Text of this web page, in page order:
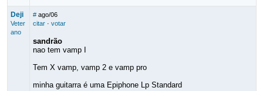
Deji
Veter
ano
# ago/06
citar· votar
sandrão
nao tem vamp I
Tem X vamp, vamp 2 e vamp pro
minha guitarra é uma Epiphone Lp Standard